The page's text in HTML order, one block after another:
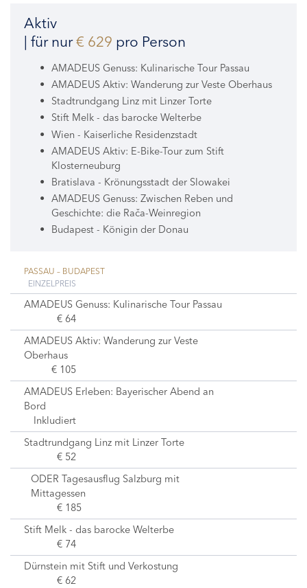
Aktiv
| für nur€ 629 pro Person
AMADEUS Genuss: Kulinarische Tour Passau
AMADEUS Aktiv: Wanderung zur Veste Oberhaus
Stadtrundgang Linz mit Linzer Torte
Stift Melk - das barocke Welterbe
Wien - Kaiserliche Residenzstadt
AMADEUS Aktiv: E-Bike-Tour zum Stift
Klosterneuburg
Bratislava - Krönungsstadt der Slowakei
AMADEUS Genuss: Zwischen Reben und
Geschichte: die Rača-Weinregion
Budapest - Königin der Donau
PASSAU – BUDAPEST
EINZELPREIS
AMADEUS Genuss: Kulinarische Tour Passau
€ 64
AMADEUS Aktiv: Wanderung zur Veste
Oberhaus
€ 105
AMADEUS Erleben: Bayerischer Abend an
Bord
Inkludiert
Stadtrundgang Linz mit Linzer Torte
€ 52
ODER Tagesausflug Salzburg mit
Mittagessen
€ 185
Stift Melk - das barocke Welterbe
€ 74
Dürnstein mit Stift und Verkostung
€ 62